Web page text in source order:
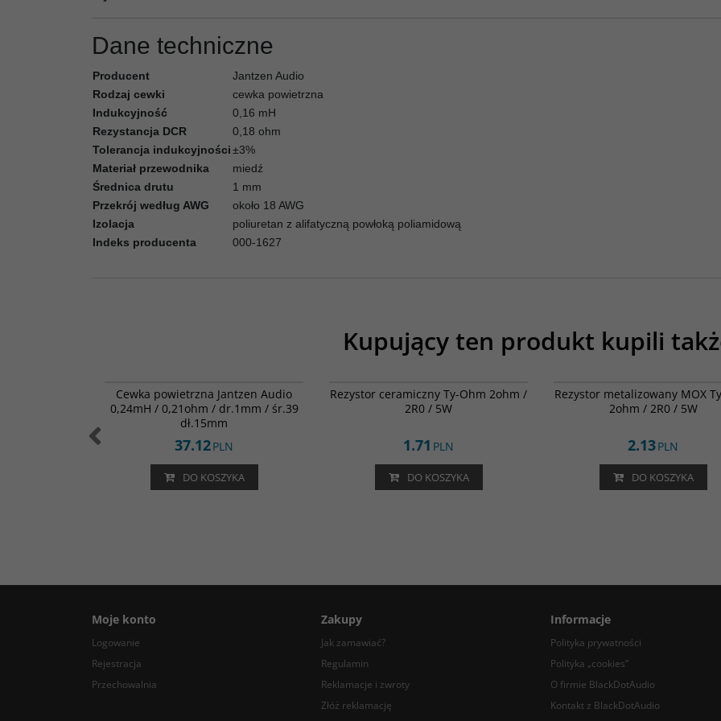
Dane techniczne
Producent
Jantzen Audio
Rodzaj cewki
cewka powietrzna
Indukcyjność
0,16 mH
Rezystancja DCR
0,18 ohm
Tolerancja indukcyjności±3%
Materiał przewodnika
miedź
Średnica drutu
1 mm
Przekrój według AWG
około 18 AWG
Izolacja
poliuretan z alifatyczną powłoką poliamidową
Indeks producenta
000-1627
Kupujący ten produkt kupili
Cewka powietrzna Jantzen Audio
0,24mH / 0,21ohm / dr.1mm / śr.39
dł.15mm
37.12PLN
DO KOSZYKA
Rezystor ceramiczny Ty-Ohm 2ohm /
2R0 / 5W
1.71 PLN
DO KOSZYKA
Rezystor metalizowany MOX
2ohm / 2R0 / 5W
2.13PLN
DO KOSZYKA
Moje konto
Logowanie
Rejestracja
Przechowalnia
Zakupy
Jak zamawiać?
Regulamin
Reklamacje i zwroty
Złóż reklamację
Informacje
Polityka prywatności
Polityka „cookies”
O firmie BlackDotAudio
Kontakt z BlackDotAudio